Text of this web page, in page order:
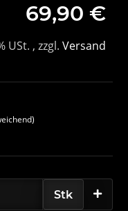
69,90 €
USt. , zzgl. Versand
Stk